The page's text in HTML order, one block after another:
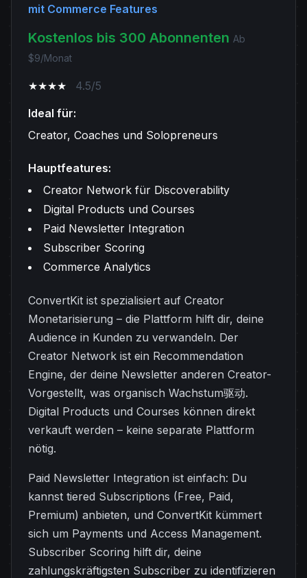
mit Commerce Features
Kostenlos bis 300 Abonnenten Ab
$9/Monat
★★★★
4.5/5
Ideal für:
Creator, Coaches und Solopreneurs
Hauptfeatures:
Creator Network für Discoverability
Digital Products und Courses
Paid Newsletter Integration
Subscriber Scoring
Commerce Analytics
ConvertKit ist spezialisiert auf Creator
Monetarisierung – die Plattform hilft dir, deine
Audience in Kunden zu verwandeln. Der
Creator Network ist ein Recommendation
Engine, der deine Newsletter anderen Creator-
Vorgestellt, was organisch Wachstum驱动.
Digital Products und Courses können direkt
verkauft werden – keine separate Plattform
nötig.
Paid Newsletter Integration ist einfach: Du
kannst tiered Subscriptions (Free, Paid,
Premium) anbieten, und ConvertKit kümmert
sich um Payments und Access Management.
Subscriber Scoring hilft dir, deine
zahlungskräftigsten Subscriber zu identifizieren